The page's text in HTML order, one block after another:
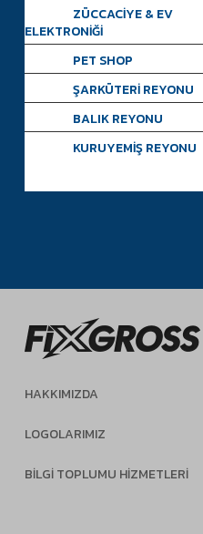
ZÜCCACİYE & EV
ELEKTRONİĞİ
PET SHOP
ŞARKÜTERİ REYONU
BALIK REYONU
KURUYEMİŞ REYONU
HAKKIMIZDA
LOGOLARIMIZ
BİLGİ TOPLUMU HİZMETLERİ